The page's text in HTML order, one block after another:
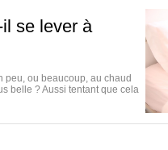
se lever à
peu, ou beaucoup, au chaud
belle ? Aussi tentant que cela